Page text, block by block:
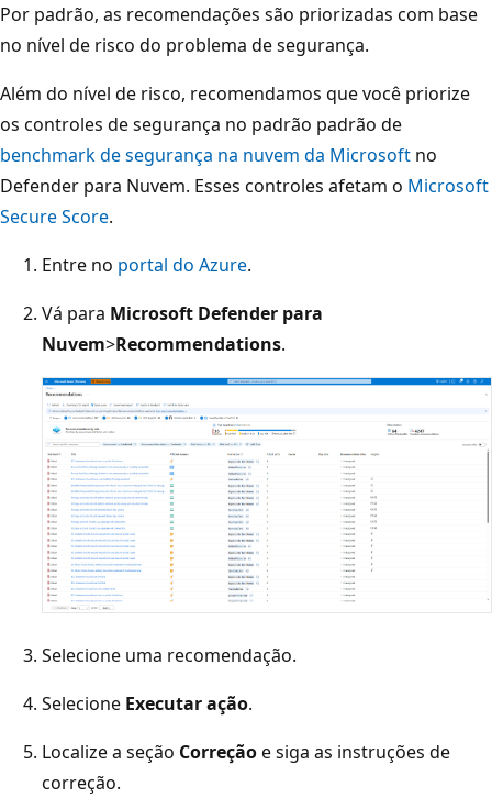
Por padrão, as recomendações são priorizadas com base
no nível de risco do problema de segurança.
Além do nível de risco, recomendamos que você priorize
os controles de segurança no padrão padrão de
benchmark de segurança na nuvem da Microsoft no
Defender para Nuvem. Esses controles afetam o Microsoft
Secure Score.
Entre no portal do Azure.
Vá para Microsoft Defender para
Nuvem>Recommendations.
Selecione uma recomendação.
Selecione Executar ação.
Localize a seção Correçãoe siga as instruções de
correção.